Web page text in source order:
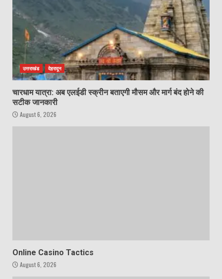
उत्तराखंड देहरादून
चारधाम यात्रा: अब एलईडी स्क्रीन बताएगी मौसम और मार्ग बंद होने की
सटीक जानकारी
August 6, 2026
Online Casino Tactics
August 6, 2026